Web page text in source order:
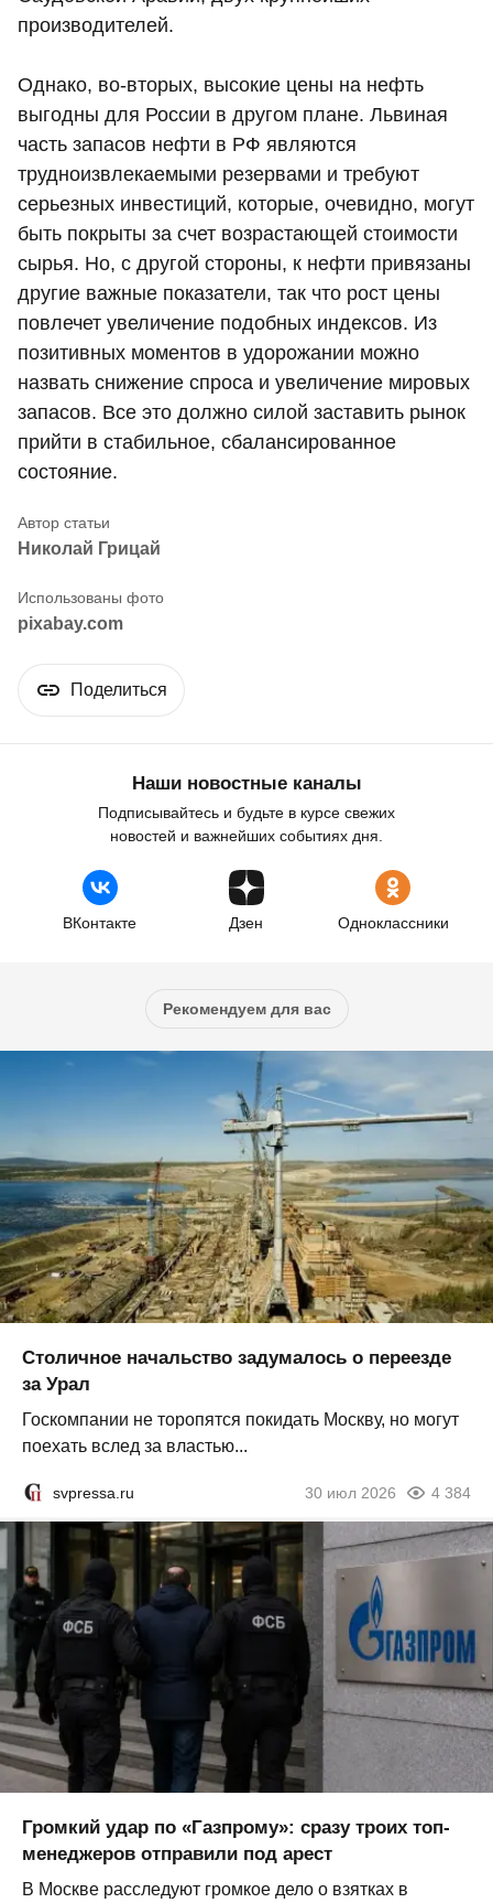
производителей.
Однако, во-вторых, высокие цены на нефть
выгодны для России в другом плане. Львиная
часть запасов нефти в РФ являются
трудноизвлекаемыми резервами и требуют
серьезных инвестиций, которые, очевидно, могут
быть покрыты за счет возрастающей стоимости
сырья. Но, с другой стороны, к нефти привязаны
другие важные показатели, так что рост цены
повлечет увеличение подобных индексов. Из
позитивных моментов в удорожании можно
назвать снижение спроса и увеличение мировых
запасов. Все это должно силой заставить рынок
прийти в стабильное, сбалансированное
состояние.
Николай Грицай
pixabay.com
Поделиться
Наши новостные каналы
Подписывайтесь и будьте в курсе свежих
новостей и важнейших событиях дня.
ВКонтакте Дзен Одноклассники
Рекомендуем для вас
Столичное начальство задумалось о переезде
за Урал
Госкомпании не торопятся покидать Москву, но могут
поехать вслед за властью...
svpressa.ru 30 июл 2026 4 384
Громкий удар по «Газпрому»: сразу троих топ-
менеджеров отправили под арест
В Москве расследуют громкое дело о взятках в